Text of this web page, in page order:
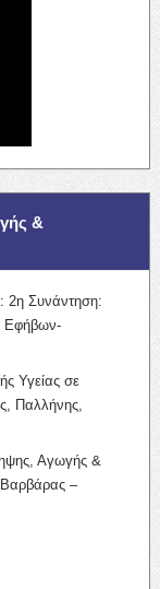
&
2η Συνάντηση:
Εφήβων-
Υγείας σε
Παλλήνης,
Αγωγής &
Βαρβάρας –